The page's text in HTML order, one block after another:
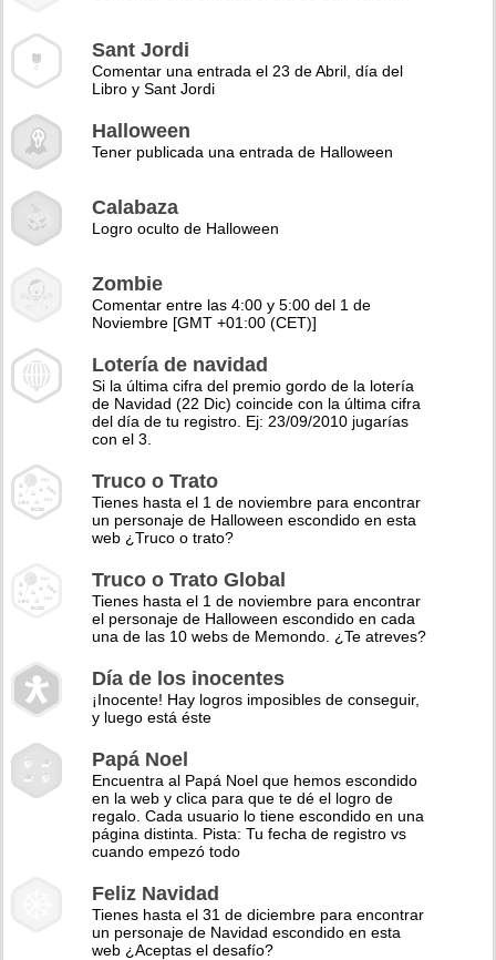
Sant Jordi
Comentar una entrada el 23 de Abril, día del
Libro y Sant Jordi
Halloween
Tener publicada una entrada de Halloween
Calabaza
Logro oculto de Halloween
Zombie
Comentar entre las 4:00 y 5:00 del 1 de
Noviembre [GMT +01:00 (CET)]
Lotería de navidad
Si la última cifra del premio gordo de la lotería
de Navidad (22 Dic) coincide con la última cifra
del día de tu registro. Ej: 23/09/2010 jugarías
con el 3.
Truco o Trato
Tienes hasta el 1 de noviembre para encontrar
un personaje de Halloween escondido en esta
web ¿Truco o trato?
Truco o Trato Global
Tienes hasta el 1 de noviembre para encontrar
el personaje de Halloween escondido en cada
una de las 10 webs de Memondo. ¿Te atreves?
Día de los inocentes
¡Inocente! Hay logros imposibles de conseguir,
y luego está éste
Papá Noel
Encuentra al Papá Noel que hemos escondido
en la web y clica para que te dé el logro de
regalo. Cada usuario lo tiene escondido en una
página distinta. Pista: Tu fecha de registro vs
cuando empezó todo
Feliz Navidad
Tienes hasta el 31 de diciembre para encontrar
un personaje de Navidad escondido en esta
web ¿Aceptas el desafío?